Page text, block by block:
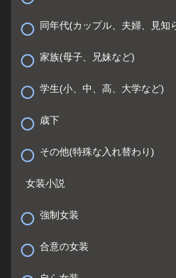
同年代(カップル、夫婦、見知
家族(母子、兄妹など)
学生(小、中、高、大学など)
歳下
その他(特殊な入れ替わり)
女装小説
強制女装
合意の女装